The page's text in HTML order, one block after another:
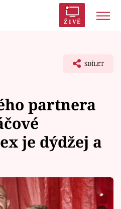
ŽIVĚ
SDÍLET
partnera
je dýdžej a